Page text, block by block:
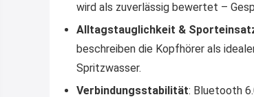
wird als zuverlässig bewertet –
Alltagstauglichkeit &
beschreiben die Kopfhörer als
Spritzwasser.
Verbindungsstabilität: Bluetooth